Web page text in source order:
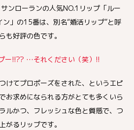
ンローランの人気NO.1リップ「ルー
」の15番は、別名“婚活リップ”と呼
も好評の色です。
ー!!?? …それください（笑）!!
けてプロポーズをされた、というエピ
お求めになられる方がとても多くいら
ルかつ、フレッシュな色と質感で、つ
がるリップです。